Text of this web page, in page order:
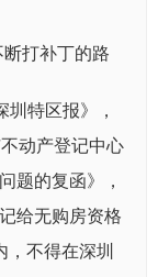
打补丁的路
特区报》，
动产登记中心
题的复函》，
给无购房资格
，不得在深圳